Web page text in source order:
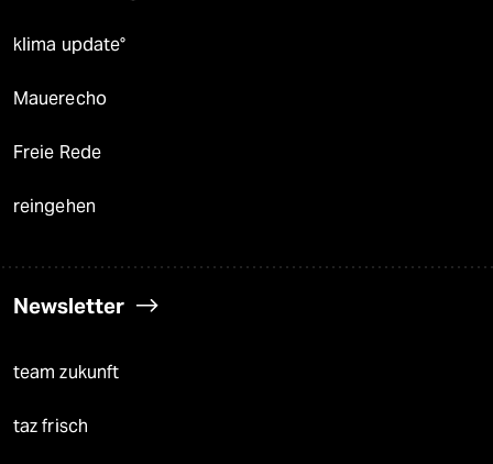
klima update°
Mauerecho
Freie Rede
reingehen
Newsletter
team zukunft
taz frisch